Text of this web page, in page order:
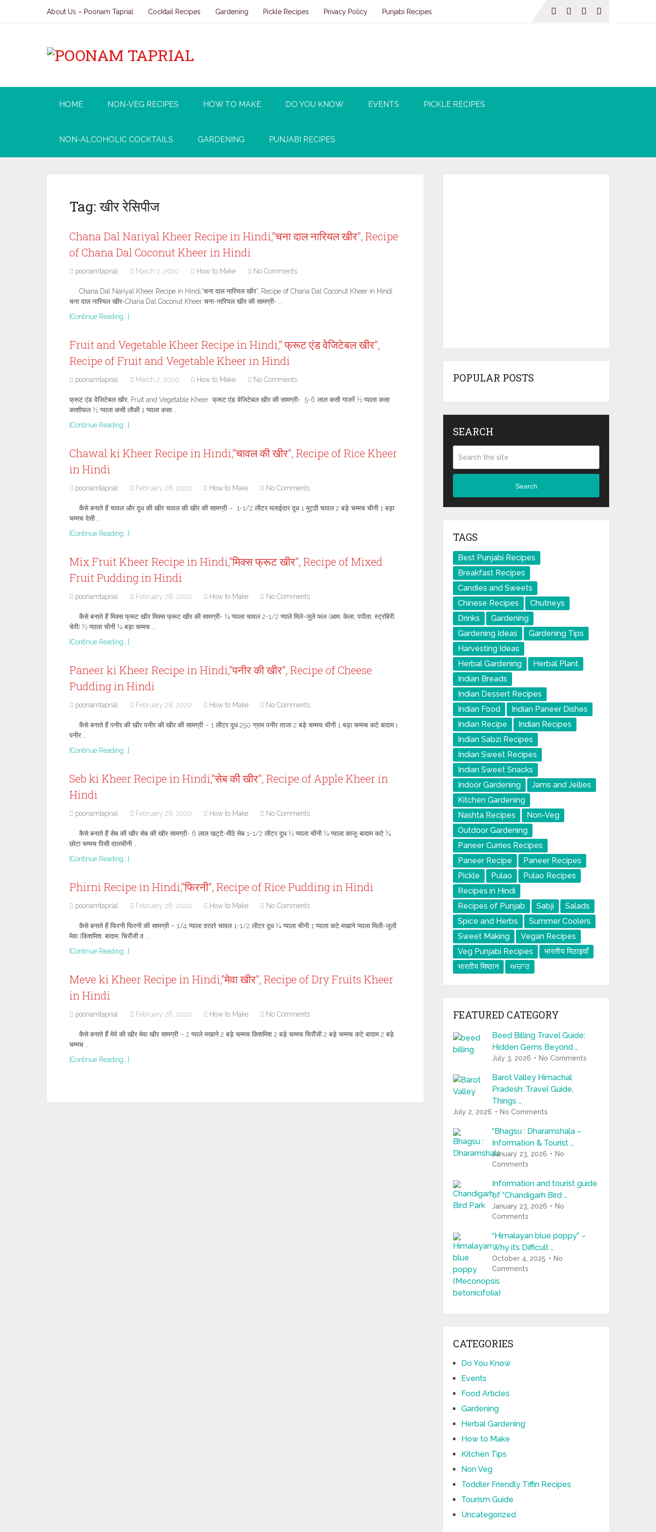
About Us – Poonam Taprial Cocktail Recipes Gardening Pickle Recipes Privacy Policy Punjabi Recipes
HOME NON-VEG RECIPES HOW TO MAKE DO YOU KNOW EVENTS PICKLE RECIPES
NON-ALCOHOLIC COCKTAILS GARDENING PUNJABI RECIPES
Tag:खीर रेसिपीज
Chana Dal Nariyal Kheer Recipe in Hindi,”चना दाल नारियल खीर”, Recipe
of Chana Dal Coconut Kheer in Hindi
poonamtaprial March 2, 2020 How to Make No Comments
Chana Dal Nariyal Kheer Recipe in Hindi,”चना दाल नारियल खीर”, Recipe of Chana Dal Coconut Kheer in Hindi
चना दाल नारियल खीर-Chana Dal Coconut Kheer चना-नारियल खीर की सामग्री- …
[Continue Reading...]
Fruit and Vegetable Kheer Recipe in Hindi,” फ्रूट एंड वेजिटेबल खीर”,
Recipe of Fruit and Vegetable Kheer in Hindi
poonamtaprial March 2, 2020 How to Make No Comments
फ्रूट एंड वेजिटेबल खीर, Fruit and Vegetable Kheer फ्रूट एंड वेजिटेबल खीर की सामग्री- 5-6 लाल कसी गाजरें ½ प्याला कसा
काशीफल ½ प्याला कसी लौकी 1 प्याला कसा …
[Continue Reading...]
Chawal ki Kheer Recipe in Hindi,”चावल की खीर”, Recipe of Rice Kheer
in Hindi
poonamtaprial February 28, 2020 How to Make No Comments
कैसे बनाते हैं चावल और दूध की खीर चावल की खीर की सामग्री – 1-1/2 लीटर मलाईदार दूध 1 मुट्ठी चावल 2 बड़े चम्मच चीनी 1 बड़ा
चम्मच देसी …
[Continue Reading...]
Mix Fruit Kheer Recipe in Hindi,”मिक्स फ्रूट खीर”, Recipe of Mixed
Fruit Pudding in Hindi
poonamtaprial February 28, 2020 How to Make No Comments
कैसे बनाते हैं मिक्स फ्रूट खीर मिक्स फ्रूट खीर की सामग्री- ¼ प्याला चावल 2-1/2 प्याले मिले-जुले फल (आम, केला, पपीता, स्ट्रॉबेरी,
चेरी) ½ प्याला चीनी ¼ बड़ा चम्मच …
[Continue Reading...]
Paneer ki Kheer Recipe in Hindi,”पनीर की खीर”, Recipe of Cheese
Pudding in Hindi
poonamtaprial February 28, 2020 How to Make No Comments
कैसे बनाते हैं पनीर की खीर पनीर की खीर की सामग्री – 1 लीटर दूध 250 ग्राम पनीर ताजा 2 बड़े चम्मच चीनी 1 बड़ा चम्मच कटे बादाम।
पनीर …
[Continue Reading...]
Seb ki Kheer Recipe in Hindi,”सेब की खीर”, Recipe of Apple Kheer in
Hindi
poonamtaprial February 26, 2020 How to Make No Comments
कैसे बनाते हैं सेब की खीर सेब की खीर सामग्री- 6 लाल खट्टे-मीठे सेब 1-1/2 लीटर दूध ½ प्याला चीनी ¼ प्याला काजू-बादाम कटे ¼
छोटा चम्मच पिसी दालचीनी …
[Continue Reading...]
Phirni Recipe in Hindi,”फिरनी”, Recipe of Rice Pudding in Hindi
poonamtaprial February 26, 2020 How to Make No Comments
कैसे बनाते हैं फिरनी फिरनी की सामग्री – 1/4 प्याला दरदरे चावल 1-1/2 लीटर दूध ¼ प्याला चीनी 1 प्याला कटे मखाने प्याला मिली-जुली
मेवा (किशमिश, बादाम, चिरौंजी व …
[Continue Reading...]
Meve ki Kheer Recipe in Hindi,”मेवा खीर”, Recipe of Dry Fruits Kheer
in Hindi
poonamtaprial February 26, 2020 How to Make No Comments
कैसे बनाते हैं मेवे की खीर मेवा खीर सामग्री – 2 प्याले मखाने 2 बड़े चम्मच किशमिश 2 बड़े चम्मच चिरौंजी 2 बड़े चम्मच कटे बादाम 2 बड़े
चम्मच …
[Continue Reading...]
POPULAR POSTS
SEARCH
Search
TAGS
Best Punjabi Recipes
Breakfast Recipes
Candies and Sweets
Chinese Recipes
Chutneys
Drinks
Gardening
Gardening Ideas
Gardening Tips
Harvesting Ideas
Herbal Gardening
Herbal Plant
Indian Breads
Indian Dessert Recipes
Indian Food
Indian Paneer Dishes
Indian Recipe
Indian Recipes
Indian Sabzi Recipes
Indian Sweet Recipes
Indian Sweet Snacks
Indoor Gardening
Jams and Jellies
Kitchen Gardening
Nashta Recipes
Non-Veg
Outdoor Gardening
Paneer Curries Recipes
Paneer Recipe
Paneer Recipes
Pickle
Pulao
Pulao Recipes
Recipes in Hindi
Recipes of Punjab
Sabji
Salads
Spice and Herbs
Summer Coolers
Sweet Making
Vegan Recipes
Veg Punjabi Recipes
भारतीय मिठाइयाँ
भारतीय मिष्ठान
ਅਚਾਰ
FEATURED CATEGORY
Beed Billing Travel Guide:
Hidden Gems Beyond …
July 3, 2026 No Comments
Barot Valley Himachal
Pradesh: Travel Guide,
Things …
July 2, 2026 No Comments
“Bhagsu : Dharamshala –
Information & Tourist …
January 23, 2026
No
Comments
Information and tourist guide
of “Chandigarh Bird …
January 23, 2026
No
Comments
“Himalayan blue poppy” –
Why it’s Difficult …
October 4, 2025
No
Comments
CATEGORIES
Do You Know
Events
Food Articles
Gardening
Herbal Gardening
How to Make
Kitchen Tips
Non Veg
Toddler Friendly Tiffin Recipes
Tourism Guide
Uncategorized